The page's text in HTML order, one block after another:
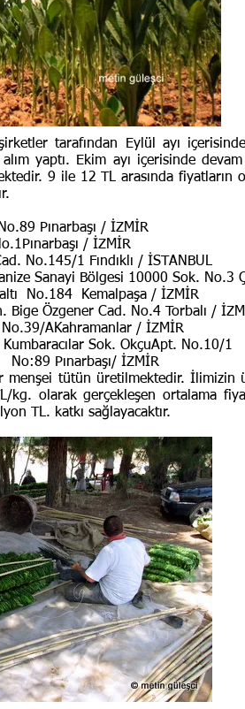
tarafından Eylül ayı
yaptı. Ekim ayı içerisinde
9 ile 12 TL arasında
/ İZMİR
/ İZMİR
1 Fındıklı / İSTANBUL
10000 Sok. No.3
Kemalpaşa / İZMİR
Cad. No.4 Torbalı /
/ İZMİR
Sok. OkçuApt. No.10/1
Pınarbaşı/ İZMİR
tütün üretilmektedir. İlimizin
kg. olarak gerçekleşen ortalama
TL. katkı sağlayacaktır.